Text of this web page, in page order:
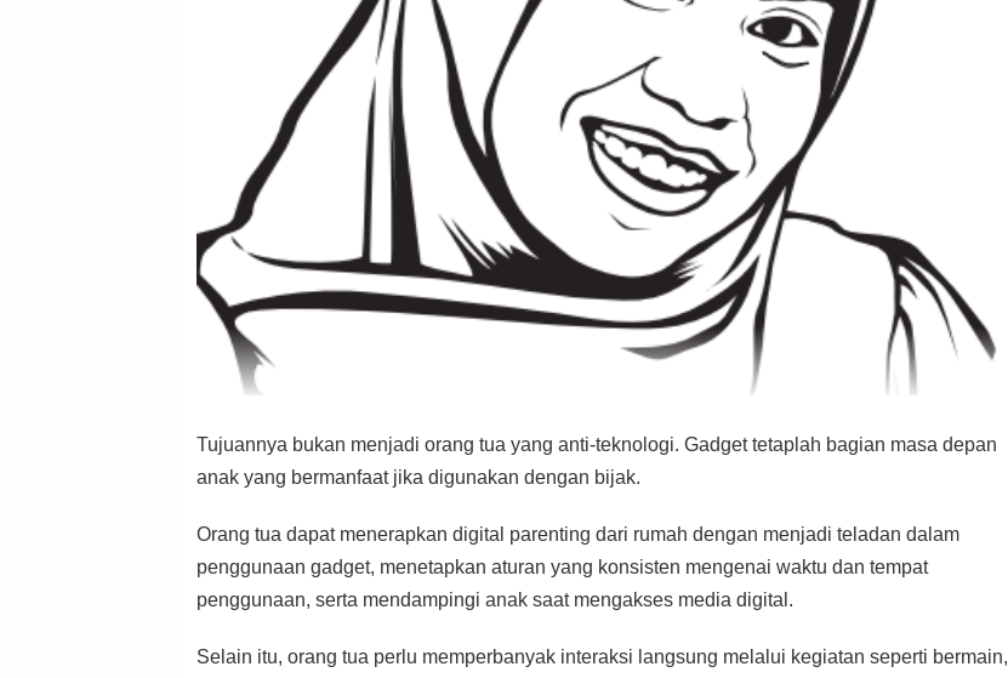
Tujuannya bukan menjadi orang tua yang anti-teknologi. Gadget tetaplah bagian masa depan
anak yang bermanfaat jika digunakan dengan bijak.
Orang tua dapat menerapkan digital parenting dari rumah dengan menjadi teladan dalam
penggunaan gadget, menetapkan aturan yang konsisten mengenai waktu dan tempat
penggunaan, serta mendampingi anak saat mengakses media digital.
Selain itu, orang tua perlu memperbanyak interaksi langsung melalui kegiatan seperti bermain,